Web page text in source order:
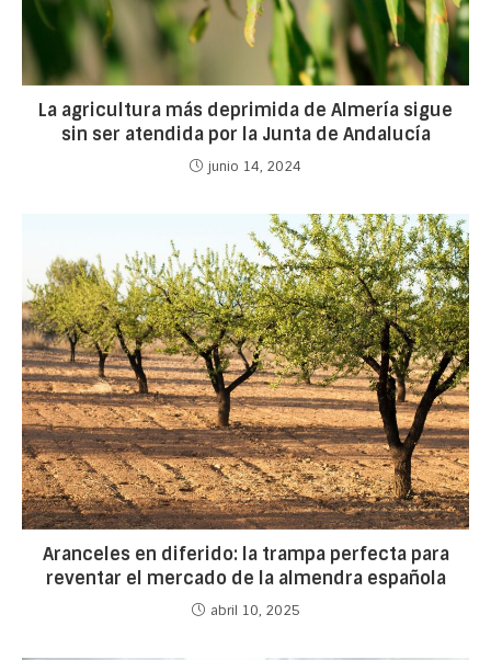
La agricultura más deprimida de Almería sigue
sin ser atendida por la Junta de Andalucía
junio 14, 2024
Aranceles en diferido: la trampa perfecta para
reventar el mercado de la almendra española
abril 10, 2025